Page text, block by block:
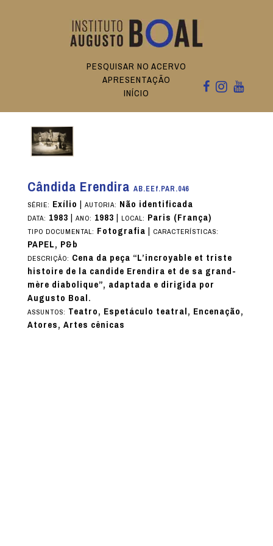
PESQUISAR NO ACERVO
APRESENTAÇÃO
INÍCIO
Cândida Erendira AB.EEf.PAR.046
SÉRIE: Exílio | AUTORIA: Não identificada
DATA: 1983| ANO: 1983| LOCAL: Paris (França)
TIPO DOCUMENTAL: Fotografia| CARACTERÍSTICAS:
PAPEL, P&b
DESCRIÇÃO: Cena da peça “L’incroyable et triste
histoire de la candide Erendira et de sa grand-
mère diabolique”, adaptada e dirigida por
Augusto Boal.
ASSUNTOS: Teatro, Espetáculo teatral, Encenação,
Atores, Artes cênicas